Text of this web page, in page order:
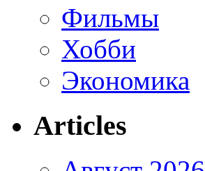
Фильмы
Хобби
Экономика
Articles